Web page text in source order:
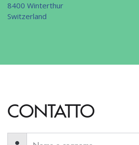
8400 Winterthur
Switzerland
CONTATTO